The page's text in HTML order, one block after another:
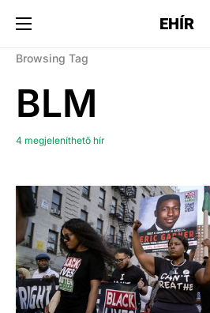
EHÍR
Browsing Tag
BLM
4 megjeleníthető hír